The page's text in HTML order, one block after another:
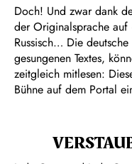
Doch! Und zwar dank
der Originalsprache auf
Russisch… Die
gesungenen Textes,
zeitgleich mitlesen:
Bühne auf dem Portal